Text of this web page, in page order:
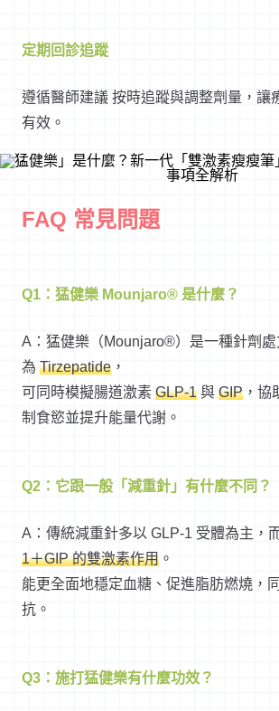
定期回診追蹤
遵循醫師建議 按時追蹤與調整劑量，讓
有效。
FAQ 常見問題
Q1：猛健樂 Mounjaro® 是什麼？
A：猛健樂（Mounjaro®）是一種針劑
為 Tirzepatide ，
可同時模擬腸道激素 GLP-1 與 GIP ，協
制食慾並提升能量代謝。
Q2：它跟一般「減重針」有什麼不同？
A：傳統減重針多以 GLP-1 受體為主，
1＋GIP 的雙激素作用 。
能更全面地穩定血糖、促進脂肪燃燒，
抗。
Q3：施打猛健樂有什麼功效？